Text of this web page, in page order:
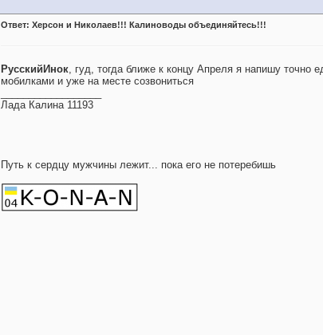
Ответ: Херсон и Николаев!!! Калиноводы объединяйтесь!!!
РусскийИнок, гуд, тогда ближе к концу Апреля я напишу точно
мобилками и уже на месте созвониться
Лада Калина 11193
Путь к сердцу мужчины лежит... пока его не потеребишь